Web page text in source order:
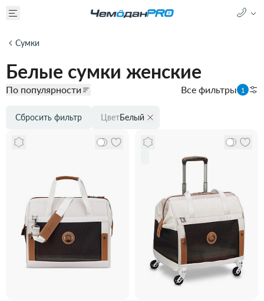
Сумки
Белые сумки женские
По популярности Все фильтры 1
ЦветБелый
Сбросить фильтр